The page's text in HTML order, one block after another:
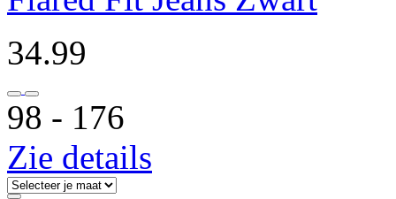
34.99
98 ‐ 176
Zie details